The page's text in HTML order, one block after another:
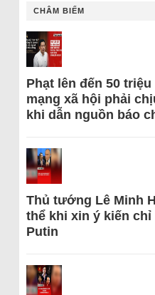
CHÂM BIẾM
Phạt lên đến 50
mạng xã hội phải
khi dẫn nguồn báo
Thủ tướng Lê Minh
thể khi xin ý kiến
Putin